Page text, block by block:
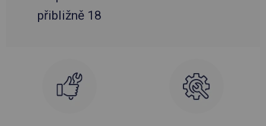
přibližně 18